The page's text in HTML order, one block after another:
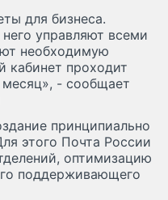
для бизнеса.
управляют всеми
необходимую
кабинет проходит
- сообщает
принципиально
этого Почта России
оптимизацию
поддерживающего